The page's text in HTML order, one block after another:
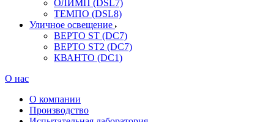
ОЛИМП (DSL7)
ТЕМПО (DSL8)
Уличное освещение
ВЕРТО ST (DC7)
ВЕРТО ST2 (DC7)
КВАНТО (DC1)
О нас
О компании
Производство